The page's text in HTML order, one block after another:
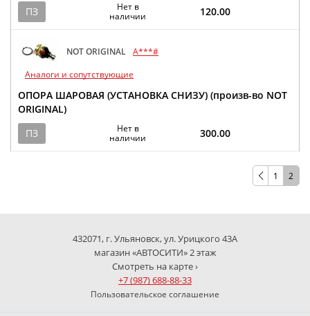
ПЗ
Нет в
наличии
120.00
NOT ORIGINAL A***#
Аналоги и сопутствующие
ОПОРА ШАРОВАЯ (УСТАНОВКА СНИЗУ) (произв-во NOT
ORIGINAL)
ПЗ
Нет в
наличии
300.00
1 2
432071, г. Ульяновск, ул. Урицкого 43А
магазин «АВТОСИТИ» 2 этаж
Смотреть на карте ›
+7 (987) 688-88-33
Пользовательское соглашение